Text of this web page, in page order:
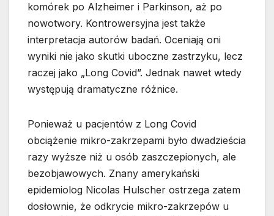
komórek po Alzheimer i Parkinson, aż po
nowotwory. Kontrowersyjna jest także
interpretacja autorów badań. Oceniają oni
wyniki nie jako skutki uboczne zastrzyku, lecz
raczej jako „Long Covid”. Jednak nawet wtedy
występują dramatyczne różnice.
Ponieważ u pacjentów z Long Covid
obciążenie mikro-zakrzepami było dwadzieścia
razy wyższe niż u osób zaszczepionych, ale
bezobjawowych. Znany amerykański
epidemiolog Nicolas Hulscher ostrzega zatem
dosłownie, że odkrycie mikro-zakrzepów u